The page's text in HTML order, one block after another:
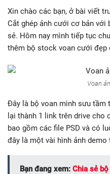
Xin chào các bạn, ở bài viết
Cắt ghép ảnh cưới cơ bản với
sẻ. Hôm nay mình tiếp tục
thêm bộ stock voan cưới đẹp
Voan
Đây là bộ voan mình sưu tầm
lại thành 1 link trên drive cho
bao gồm các file PSD và có
đây là một vài hình ảnh
Bạn đang xem: Chia sẻ